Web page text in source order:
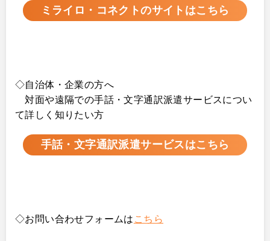
ミライロ・コネクトのサイトはこちら
◇自治体・企業の方へ
対面や遠隔での手話・文字通訳派遣サービスについ
て詳しく知りたい方
手話・文字通訳派遣サービスはこちら
◇お問い合わせフォームは こちら